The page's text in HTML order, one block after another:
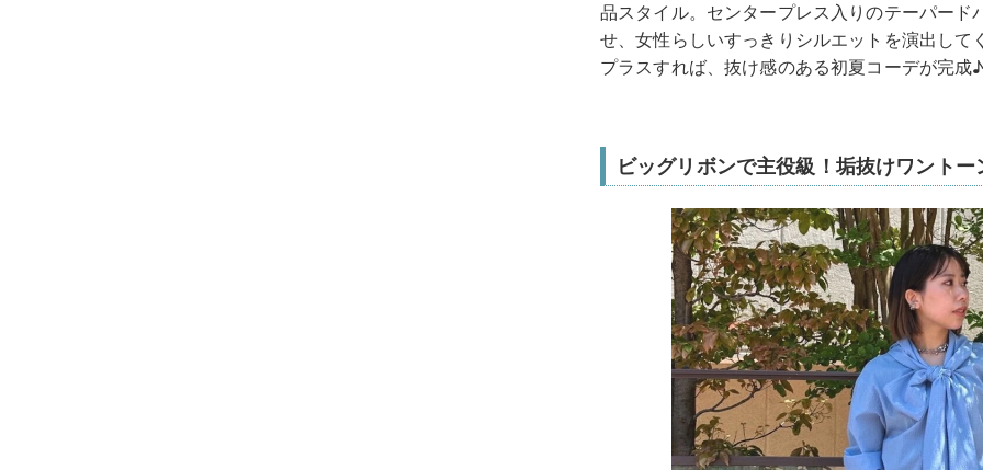
品スタイル。センタープレス入りのテーパード
せ、女性らしいすっきりシルエットを演出して
プラスすれば、抜け感のある初夏コーデが完成
ビッグリボンで主役級！垢抜けワントー